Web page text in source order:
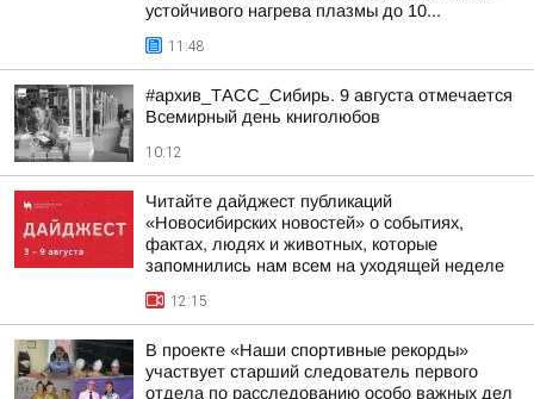
устойчивого нагрева плазмы до 10...
11:48
#архив_ТАСС_Сибирь. 9 августа отмечается
Всемирный день книголюбов
10:12
Читайте дайджест публикаций
«Новосибирских новостей» о событиях,
фактах, людях и животных, которые
запомнились нам всем на уходящей неделе
12:15
В проекте «Наши спортивные рекорды»
участвует старший следователь первого
отдела по расследованию особо важных дел